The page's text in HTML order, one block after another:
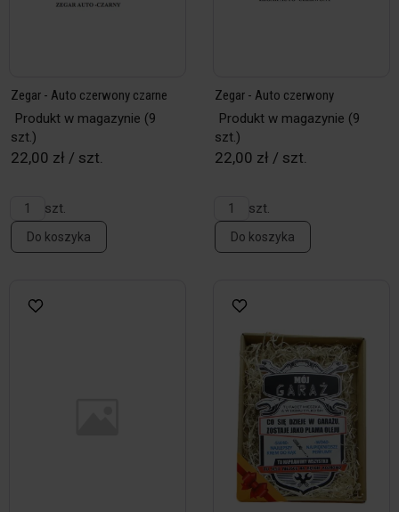
Zegar - Auto czerwony czarne
Produkt w magazynie (9
szt.)
22,00 zł / szt.
szt.
Do koszyka
Zegar - Auto czerwony
Produkt w magazynie (9
szt.)
22,00 zł / szt.
szt.
Do koszyka